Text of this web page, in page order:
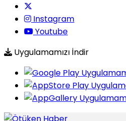
Instagram
Youtube
Uygulamamızı İndir